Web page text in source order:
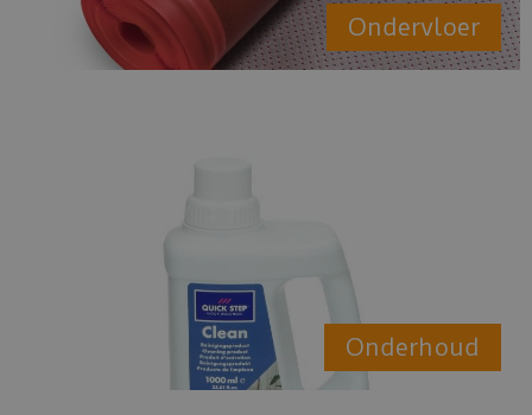
Ondervloer
Onderhoud